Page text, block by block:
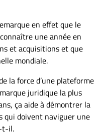
en effet que le
une année en
et acquisitions et que
mondiale.
la force d’une plateforme
juridique la plus
ça aide à démontrer la
qui doivent naviguer une
t-il.